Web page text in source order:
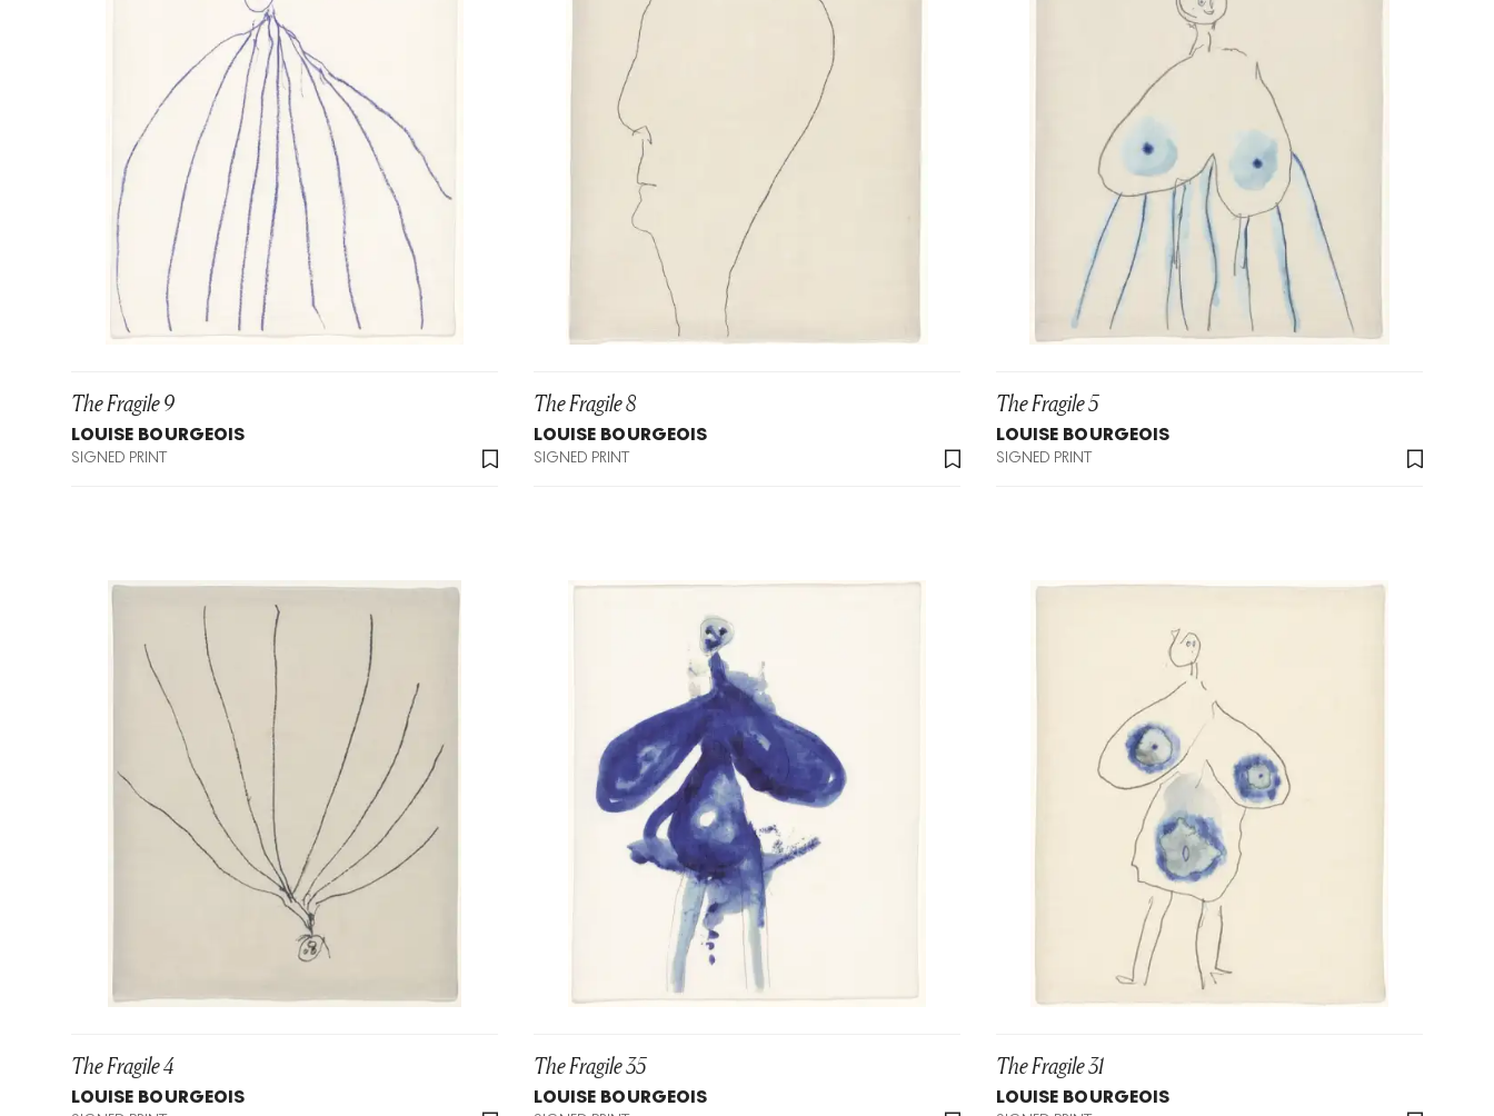
The Fragile 9
LOUISE BOURGEOIS
SIGNED PRINT
The Fragile 8
LOUISE BOURGEOIS
SIGNED PRINT
The Fragile 5
LOUISE BOURGEOIS
SIGNED PRINT
The Fragile 4
LOUISE BOURGEOIS
The Fragile 35
LOUISE BOURGEOIS
The Fragile 31
LOUISE BOURGEOIS